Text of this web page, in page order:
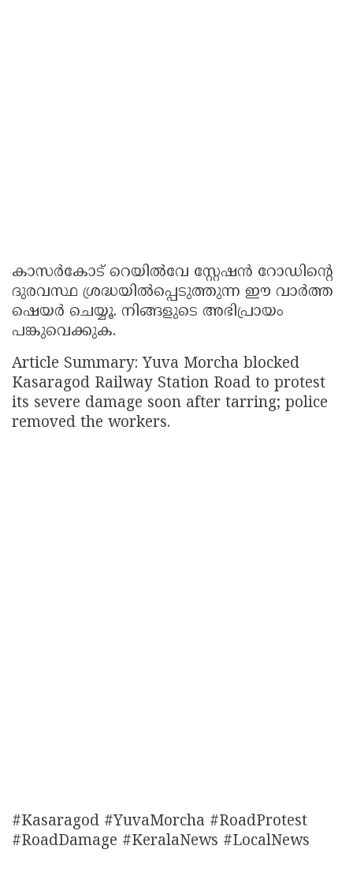
കാസർകോട് റെയിൽവേ സ്റ്റേഷൻ റോഡിൻ്റെ
ദുരവസ്ഥ ശ്രദ്ധയിൽപ്പെടുത്തുന്ന ഈ വാർത്ത
ഷെയർ ചെയ്യൂ. നിങ്ങളുടെ അഭിപ്രായം
പങ്കുവെക്കുക.
Article Summary: Yuva Morcha blocked
Kasaragod Railway Station Road to protest
its severe damage soon after tarring; police
removed the workers.
#Kasaragod #YuvaMorcha #RoadProtest
#RoadDamage #KeralaNews #LocalNews